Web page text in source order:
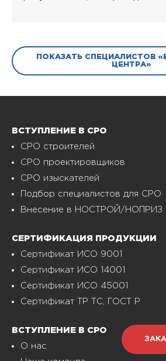
ПОКАЗАТЬ СПЕЦИАЛИСТОВ
ЦЕНТРА»
ВСТУПЛЕНИЕ В СРО
СРО строителей
СРО проектировщиков
СРО изыскателей
Подбор специалистов для СРО
Внесение в НОСТРОЙ/НОПРИЗ
СЕРТИФИКАЦИЯ ПРОДУКЦИИ
Сертификат ИСО 9001
Сертификат ИСО 14001
Сертификат ИСО 45001
Сертификат ТР ТС, ГОСТ Р
ВСТУПЛЕНИЕ В СРО
О нас